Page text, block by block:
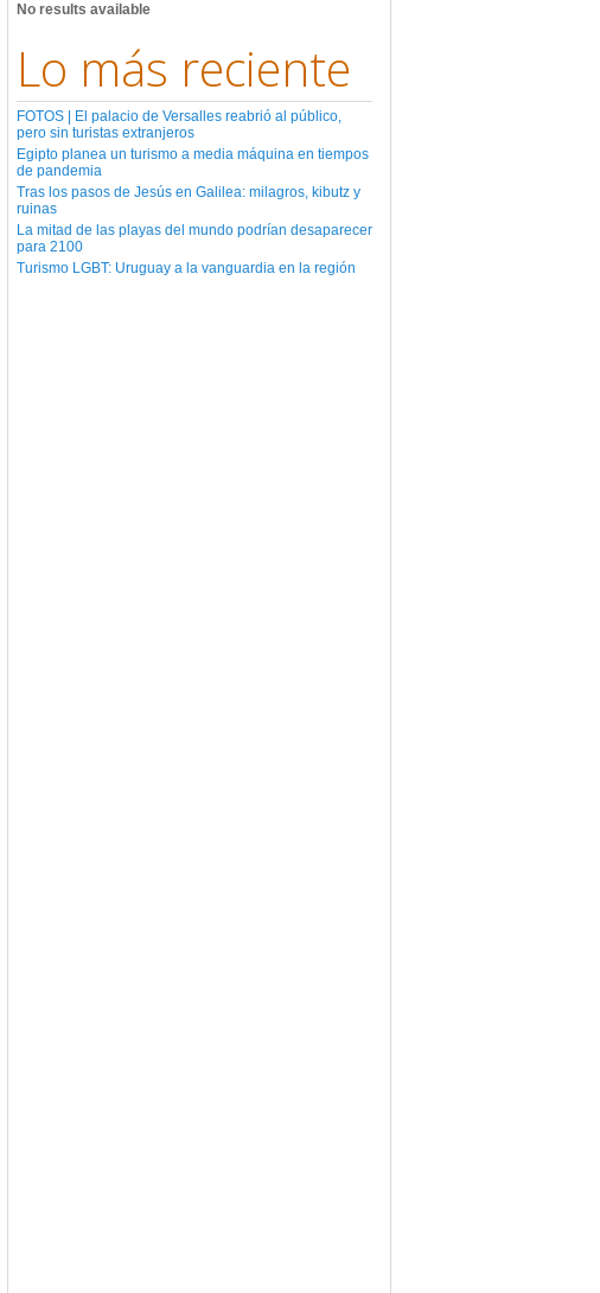
No results available
Lo más reciente
FOTOS | El palacio de Versalles reabrió al público,
pero sin turistas extranjeros
Egipto planea un turismo a media máquina en tiempos
de pandemia
Tras los pasos de Jesús en Galilea: milagros, kibutz y
ruinas
La mitad de las playas del mundo podrían desaparecer
para 2100
Turismo LGBT: Uruguay a la vanguardia en la región